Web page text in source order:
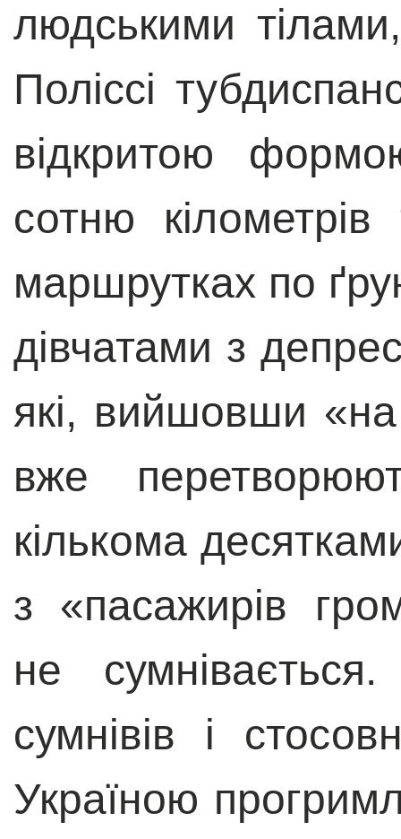
людськими
Поліссі
відкритою
сотню
маршрутках по
дівчатами з
які, вийшовши
вже
кількома
з «пасажирів
не
сумнівів і
Україною